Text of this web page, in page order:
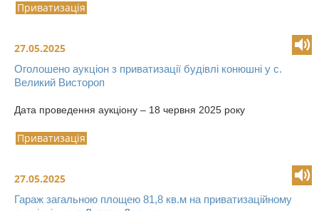
Приватизація
27.05.2025
Оголошено аукціон з приватизації будівлі конюшні у с.
Великий Вистороп
Дата проведення аукціону – 18 червня 2025 року
Приватизація
27.05.2025
Гараж загальною площею 81,8 кв.м на приватизаційному